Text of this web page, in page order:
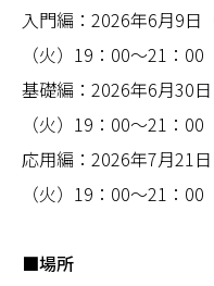
入門編：2026年6月9日
（火）19：00～21：00
基礎編：2026年6月30
（火）19：00～21：00
応用編：2026年7月21
（火）19：00～21：00
■場所